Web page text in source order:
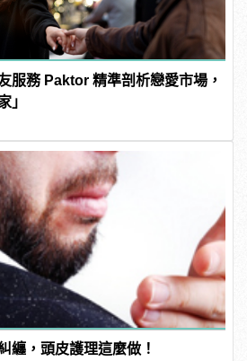
服務 Paktor 精準剖析戀愛市場，
」
纏，頭皮護理這麼做！